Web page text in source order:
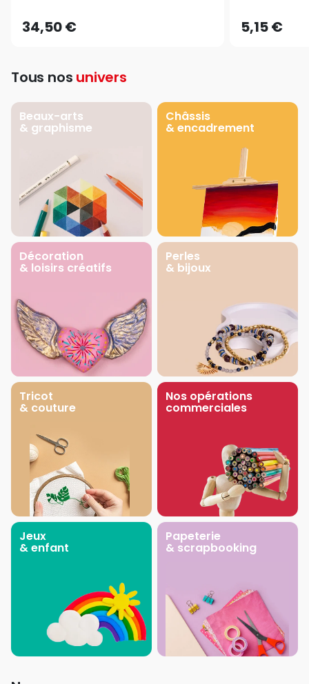
34,50 € 5,15 €
Tous nos univers
Beaux-arts
& graphisme
Châssis
& encadrement
Décoration
& loisirs créatifs
Perles
& bijoux
Tricot
& couture
Nos opérations
commerciales
Jeux
& enfant
Papeterie
& scrapbooking